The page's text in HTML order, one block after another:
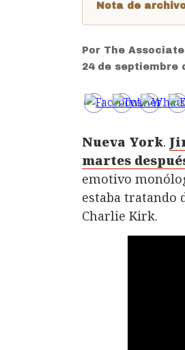
Nota de
Por The
24 de septiembre
Nueva York.
martes
emotivo
estaba tratando
Charlie Kirk.